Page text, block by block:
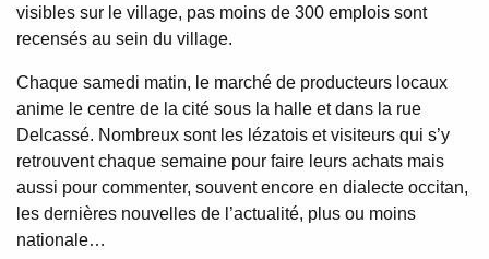
visibles sur le village, pas moins de 300 emplois sont
recensés au sein du village.
Chaque samedi matin, le marché de producteurs locaux
anime le centre de la cité sous la halle et dans la rue
Delcassé. Nombreux sont les lézatois et visiteurs qui s’y
retrouvent chaque semaine pour faire leurs achats mais
aussi pour commenter, souvent encore en dialecte occitan,
les dernières nouvelles de l’actualité, plus ou moins
nationale…